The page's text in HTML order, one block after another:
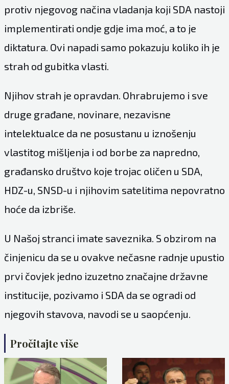
protiv njegovog načina vladanja koji SDA nastoji
implementirati ondje gdje ima moć, a to je
diktatura. Ovi napadi samo pokazuju koliko ih je
strah od gubitka vlasti.
Njihov strah je opravdan. Ohrabrujemo i sve
druge građane, novinare, nezavisne
intelektualce da ne posustanu u iznošenju
vlastitog mišljenja i od borbe za napredno,
građansko društvo koje trojac oličen u SDA,
HDZ-u, SNSD-u i njihovim satelitima nepovratno
hoće da izbriše.
U Našoj stranci imate saveznika. S obzirom na
činjenicu da se u ovakve nečasne radnje upustio
prvi čovjek jedno izuzetno značajne državne
institucije, pozivamo i SDA da se ogradi od
njegovih stavova, navodi se u saopćenju.
Pročitajte više